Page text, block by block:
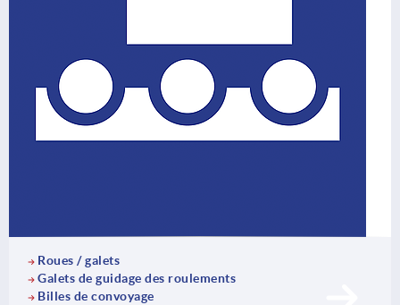
Roues / galets
Galets de guidage des roulements
Billes de convoyage